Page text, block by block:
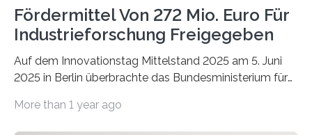
Fördermittel Von 272 Mio. Euro Für
Industrieforschung Freigegeben
Auf dem Innovationstag Mittelstand 2025 am 5. Juni
2025 in Berlin überbrachte das Bundesministerium für
Überplanmäßige Verpflichtungsermächtigungen in
More than 1 year ago